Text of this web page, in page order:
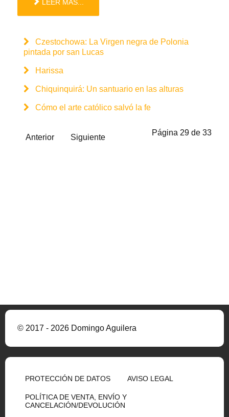
LEER MÁS...
Czestochowa: La Virgen negra de Polonia
pintada por san Lucas
Harissa
Chiquinquirá: Un santuario en las alturas
Cómo el arte católico salvó la fe
Página 29 de 33
Anterior Siguiente
© 2017 - 2026 Domingo Aguilera
PROTECCIÓN DE DATOS AVISO LEGAL
POLÍTICA DE VENTA, ENVÍO Y
CANCELACIÓN/DEVOLUCIÓN